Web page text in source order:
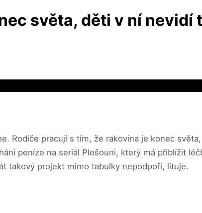
světa, děti v ní nevidí
Rodiče pracují s tím, že rakovina je konec
peníze na seriál Plešouni, který má přiblížit
takový projekt mimo tabulky nepodpoří, lituje.